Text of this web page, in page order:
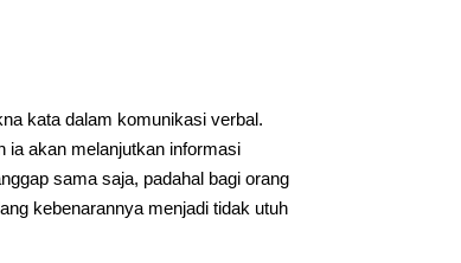
kata dalam komunikasi verbal.
ia akan melanjutkan informasi
sama saja, padahal bagi orang
kebenarannya menjadi tidak utuh